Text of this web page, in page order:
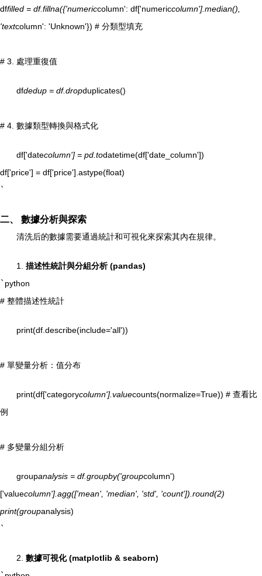
dffilled = df.fillna({'numericcolumn': df['numericcolumn'].median(),
'textcolumn': 'Unknown'}) # 分類型填充
# 3. 處理重復值
dfdedup = df.dropduplicates()
# 4. 數據類型轉換與格式化
df['datecolumn'] = pd.todatetime(df['date_column'])
df['price'] = df['price'].astype(float)
`
二、 數據分析與探索
清洗后的數據需要通過統計和可視化來探索其內在規律。
1. 描述性統計與分組分析 (pandas)
` python
# 整體描述性統計
print(df.describe(include='all'))
# 單變量分析：值分布
print(df['categorycolumn'].valuecounts(normalize=True)) # 查看比
例
# 多變量分組分析
groupanalysis = df.groupby('groupcolumn')
['valuecolumn'].agg(['mean', 'median', 'std', 'count']).round(2)
print(groupanalysis)
`
2. 數據可視化 (matplotlib & seaborn)